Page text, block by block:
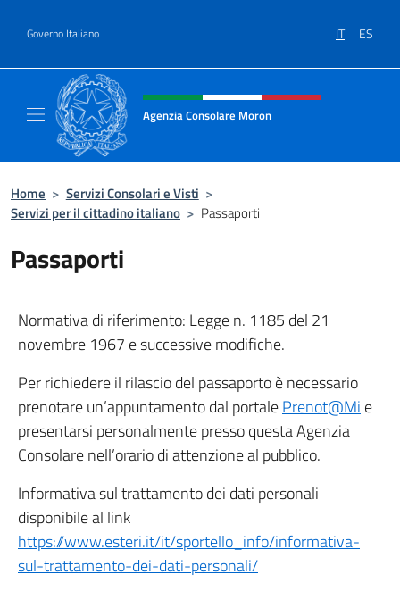
Governo Italiano IT ES
Intestazione sito, social e menù
Agenzia Consolare Moron
Home > Servizi Consolari e Visti >
Servizi per il cittadino italiano > Passaporti
Passaporti
Normativa di riferimento: Legge n. 1185 del 21
novembre 1967 e successive modifiche.
Per richiedere il rilascio del passaporto è necessario
prenotare un’appuntamento dal portalePrenot@Mi e
presentarsi personalmente presso questa Agenzia
Consolare nell’orario di attenzione al pubblico.
Informativa sul trattamento dei dati personali
disponibile al link
https://www.esteri.it/it/sportello_info/informativa-
sul-trattamento-dei-dati-personali/